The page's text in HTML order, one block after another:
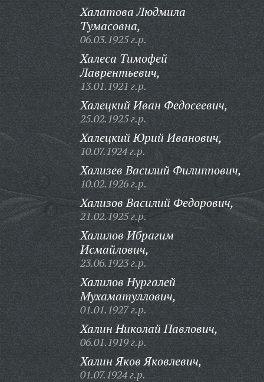
Халатова Людмила
Тумасовна,
06.03.1925 г.р.
Халеса Тимофей
Лаврентьевич,
13.01.1921 г.р.
Халецкий Иван Федосеевич,
25.02.1925 г.р.
Халецкий Юрий Иванович,
10.07.1924 г.р.
Хализев Василий Филиппович,
10.02.1926 г.р.
Хализов Василий Федорович,
21.02.1925 г.р.
Халилов Ибрагим
Исмайлович,
23.06.1923 г.р.
Халилов Нургалей
Мухаматуллович,
01.01.1927 г.р.
Халин Николай Павлович,
06.01.1919 г.р.
Халин Яков Яковлевич,
01.07.1924 г.р.